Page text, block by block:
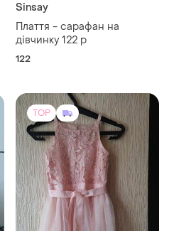
Sinsay
Плаття - сарафан на
дівчинку 122 р
122
TOP